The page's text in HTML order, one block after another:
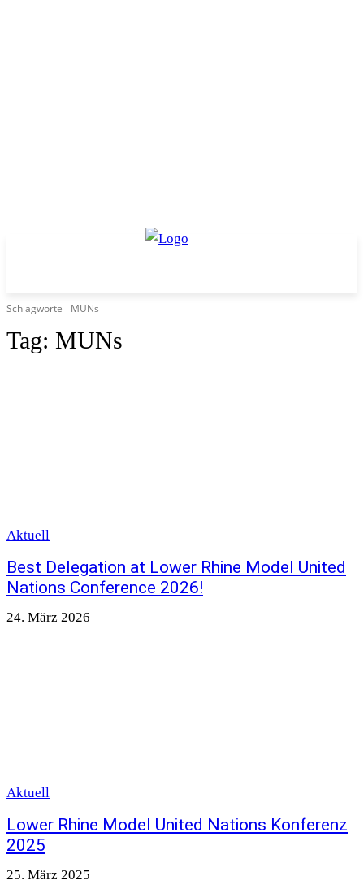
Schlagworte MUNs
Tag: MUNs
Aktuell
Best Delegation at Lower Rhine Model United
Nations Conference 2026!
24. März 2026
Aktuell
Lower Rhine Model United Nations Konferenz
2025
25. März 2025